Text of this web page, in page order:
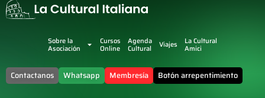
Sobre la
Asociación
Cursos
Online
Agenda
Cultural Viajes La Cultural
Amici
Contactanos Whatsapp Membresía Botón arrepentimiento